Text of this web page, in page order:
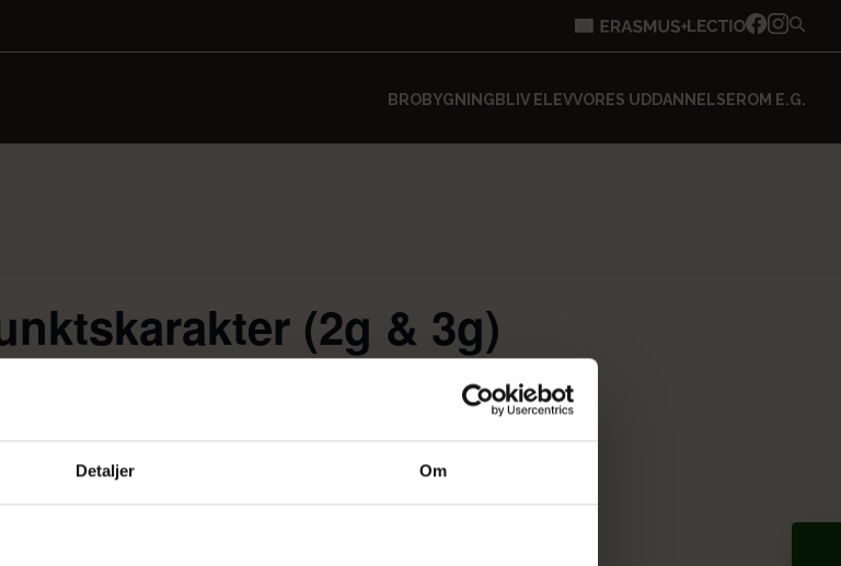
Detaljer Om
BROBYGNING BLIV ELEVVORES UDDANNELSEROM E.G.
(2g & 3g)